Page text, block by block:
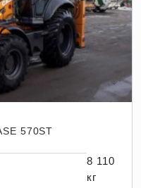
570ST
8 110
кг